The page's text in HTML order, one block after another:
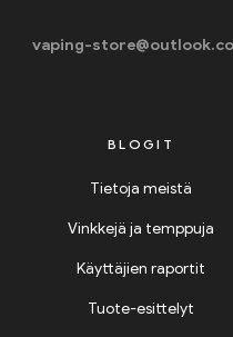
vaping-
BLOGIT
Tietoja meistä
Vinkkejä ja temppuja
Käyttäjien raportit
Tuote-esittelyt